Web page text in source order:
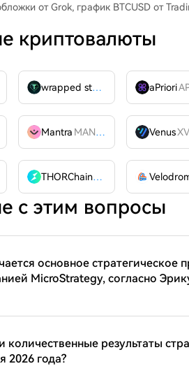
от Grok, график BTCUSD от
криптовалюты
wrapped stUSDT WSTUSDTaPriori
Mantra MANTRA Venus
THORChain
RUNE
с этим вопросы
основное стратегическое
MicroStrategy, согласно
результаты
2026 года?